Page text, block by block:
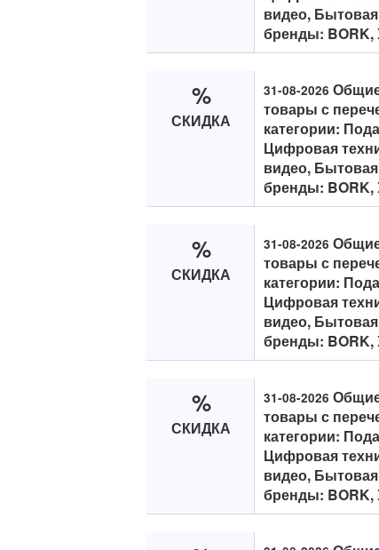
видео,
бренды: BORK,
%
СКИДКА
31-08-2026
товары с
категории:
Цифровая
видео,
бренды: BORK,
%
СКИДКА
31-08-2026
товары с
категории:
Цифровая
видео,
бренды: BORK,
%
СКИДКА
31-08-2026
товары с
категории:
Цифровая
видео,
бренды: BORK,